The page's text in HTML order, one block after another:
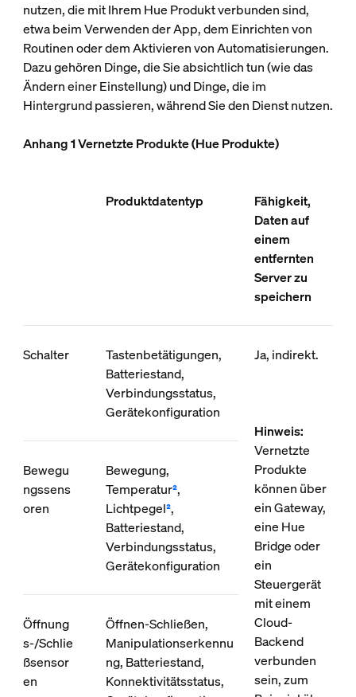
nutzen, die mit Ihrem Hue Produkt verbunden sind,
etwa beim Verwenden der App, dem Einrichten von
Routinen oder dem Aktivieren von Automatisierungen.
Dazu gehören Dinge, die Sie absichtlich tun (wie das
Ändern einer Einstellung) und Dinge, die im
Hintergrund passieren, während Sie den Dienst nutzen.
Anhang 1 Vernetzte Produkte (Hue Produkte)
Produktdatentyp
Fähigkeit,
Daten auf
einem
entfernten
Server zu
speichern
Schalter
Tastenbetätigungen,
Batteriestand,
Verbindungsstatus,
Gerätekonfiguration
Ja, indirekt.
Hinweis:
Vernetzte
Produkte
können über
ein Gateway,
eine Hue
Bridge oder
ein
Steuergerät
mit einem
Cloud-
Backend
verbunden
sein, zum
Bewegu
ngssens
oren
Bewegung,
Temperatur²,
Lichtpegel²,
Batteriestand,
Verbindungsstatus,
Gerätekonfiguration
Öffnung
s-/Schlie
ßsensor
en
Öffnen-Schließen,
Manipulationserkennu
ng, Batteriestand,
Konnektivitätsstatus,